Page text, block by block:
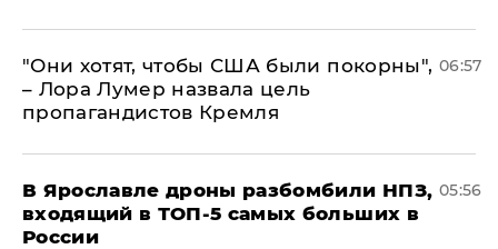
"Они хотят, чтобы США были покорны",
– Лора Лумер назвала цель
пропагандистов Кремля
06:57
В Ярославле дроны разбомбили НПЗ,
входящий в ТОП-5 самых больших в
России
05:56